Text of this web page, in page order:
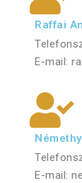
Raffai
E-mail:
E-mail: